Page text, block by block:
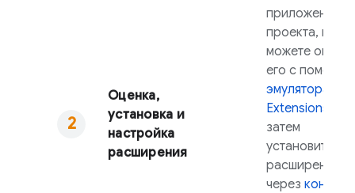
Оценка,
установка и
настройка
расширения
приложения
проекта, вы
можете
его с
эмулятора
Extensions
затем
установить
расширение
через консоль